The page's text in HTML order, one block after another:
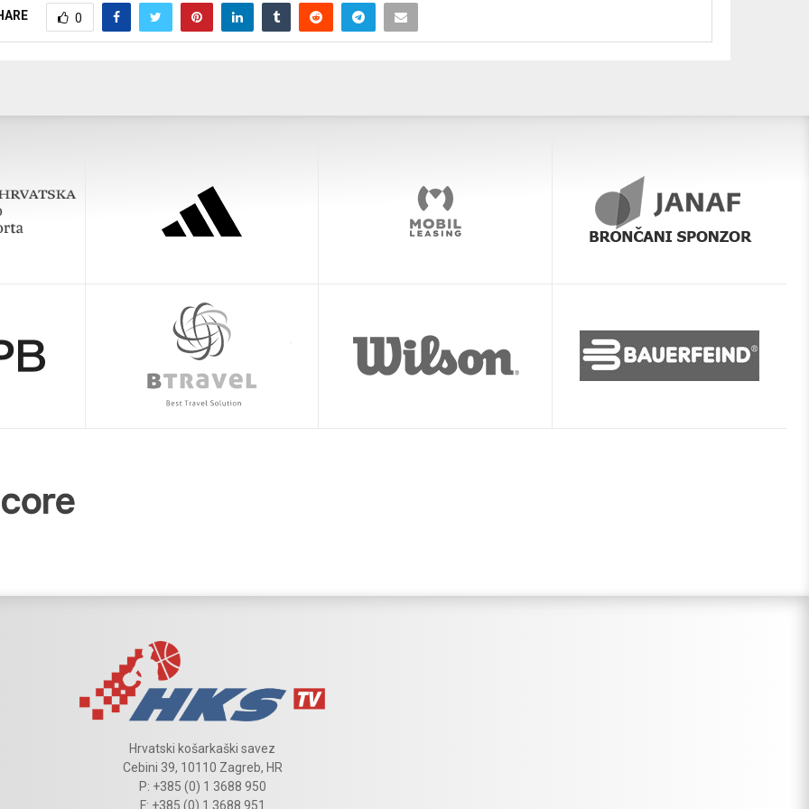
0
Hrvatski košarkaški savez
Cebini 39, 10110 Zagreb, HR
P: +385 (0) 1 3688 950
F: +385 (0) 1 3688 951